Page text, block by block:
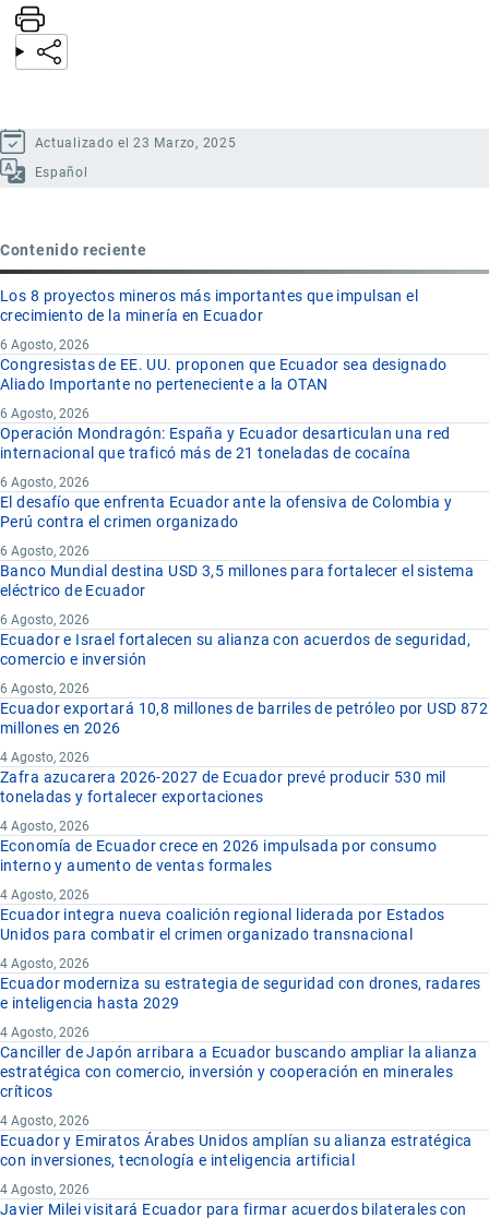
Actualizado el 23 Marzo, 2025
Español
Contenido reciente
Los 8 proyectos mineros más importantes que impulsan el
crecimiento de la minería en Ecuador
6 Agosto, 2026
Congresistas de EE. UU. proponen que Ecuador sea designado
Aliado Importante no perteneciente a la OTAN
6 Agosto, 2026
Operación Mondragón: España y Ecuador desarticulan una red
internacional que traficó más de 21 toneladas de cocaína
6 Agosto, 2026
El desafío que enfrenta Ecuador ante la ofensiva de Colombia y
Perú contra el crimen organizado
6 Agosto, 2026
Banco Mundial destina USD 3,5 millones para fortalecer el sistema
eléctrico de Ecuador
6 Agosto, 2026
Ecuador e Israel fortalecen su alianza con acuerdos de seguridad,
comercio e inversión
6 Agosto, 2026
Ecuador exportará 10,8 millones de barriles de petróleo por USD 872
millones en 2026
4 Agosto, 2026
Zafra azucarera 2026-2027 de Ecuador prevé producir 530 mil
toneladas y fortalecer exportaciones
4 Agosto, 2026
Economía de Ecuador crece en 2026 impulsada por consumo
interno y aumento de ventas formales
4 Agosto, 2026
Ecuador integra nueva coalición regional liderada por Estados
Unidos para combatir el crimen organizado transnacional
4 Agosto, 2026
Ecuador moderniza su estrategia de seguridad con drones, radares
e inteligencia hasta 2029
4 Agosto, 2026
Canciller de Japón arribara a Ecuador buscando ampliar la alianza
estratégica con comercio, inversión y cooperación en minerales
críticos
4 Agosto, 2026
Ecuador y Emiratos Árabes Unidos amplían su alianza estratégica
con inversiones, tecnología e inteligencia artificial
4 Agosto, 2026
Javier Milei visitará Ecuador para firmar acuerdos bilaterales con